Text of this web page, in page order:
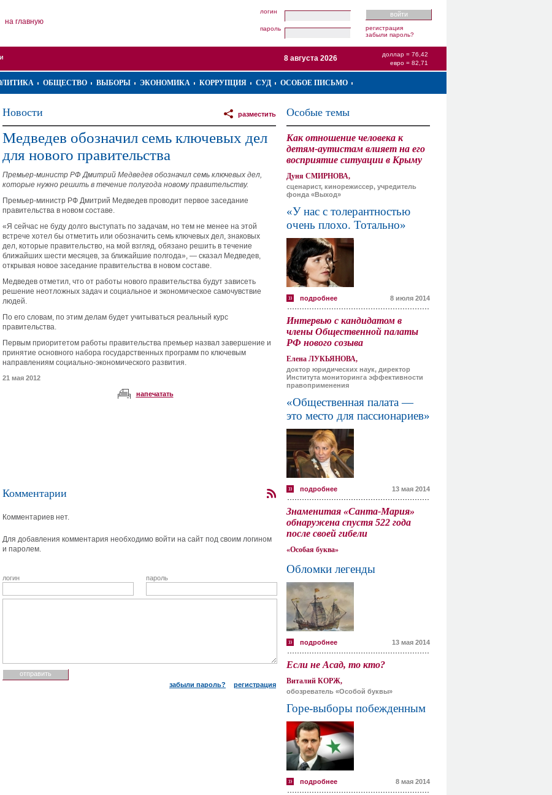
на главную
логин
пароль
регистрация
забыли пароль?
доллар = 76,42
евро = 82,71
8 августа 2026
ОБЩЕСТВО ВЫБОРЫ ЭКОНОМИКА КОРРУПЦИЯ СУД ОСОБОЕ ПИСЬМО
Новости разместить
Медведев обозначил семь ключевых дел
для нового правительства
Премьер-министр РФ Дмитрий Медведев обозначил семь ключевых дел,
которые нужно решить в течение полугода новому правительству.
Премьер-министр РФ Дмитрий Медведев проводит первое заседание
правительства в новом составе.
«Я сейчас не буду долго выступать по задачам, но тем не менее на этой
встрече хотел бы отметить или обозначить семь ключевых дел, знаковых
дел, которые правительство, на мой взгляд, обязано решить в течение
ближайших шести месяцев, за ближайшие полгода», — сказал Медведев,
открывая новое заседание правительства в новом составе.
Медведев отметил, что от работы нового правительства будут зависеть
решение неотложных задач и социальное и экономическое самочувствие
людей.
По его словам, по этим делам будет учитываться реальный курс
правительства.
Первым приоритетом работы правительства премьер назвал завершение и
принятие основного набора государственных программ по ключевым
направлениям социально-экономического развития.
21 мая 2012
напечатать
Комментарии
Комментариев нет.
Для добавления комментария необходимо войти на сайт под своим логином
и паролем.
логин пароль
забыли пароль? регистрация
Особые темы
Как отношение человека к
детям-аутистам влияет на его
восприятие ситуации в Крыму
Дуня СМИРНОВА,
сценарист, кинорежиссер, учредитель
фонда «Выход»
«У нас с толерантностью
очень плохо. Тотально»
подробнее 8 июля 2014
Интервью с кандидатом в
члены Общественной палаты
РФ нового созыва
Елена ЛУКЬЯНОВА,
доктор юридических наук, директор
Института мониторинга эффективности
правоприменения
«Общественная палата —
это место для пассионариев»
подробнее 13 мая 2014
Знаменитая «Санта-Мария»
обнаружена спустя 522 года
после своей гибели
«Особая буква»
Обломки легенды
подробнее 13 мая 2014
Если не Асад, то кто?
Виталий КОРЖ,
обозреватель «Особой буквы»
Горе-выборы побежденным
подробнее 8 мая 2014